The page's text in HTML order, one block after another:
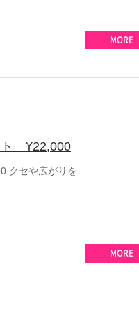
MORE
ト ¥22,000
クセや広がりを…
MORE